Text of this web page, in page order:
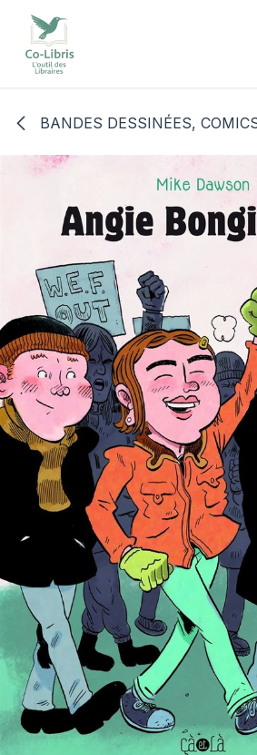
Se rendre au contenu
BANDES DESSINÉES,